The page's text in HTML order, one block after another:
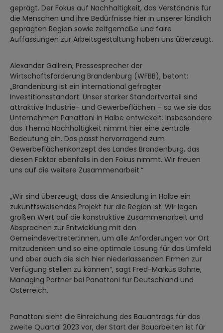
geprägt. Der Fokus auf Nachhaltigkeit, das Verständnis für
die Menschen und ihre Bedürfnisse hier in unserer ländlich
geprägten Region sowie zeitgemäße und faire
Auffassungen zur Arbeitsgestaltung haben uns überzeugt.
Alexander Gallrein, Pressesprecher der
Wirtschaftsförderung Brandenburg (WFBB), betont:
„Brandenburg ist ein international gefragter
Investitionsstandort. Unser starker Standortvorteil sind
attraktive Industrie- und Gewerbeflächen – so wie sie das
Unternehmen Panattoni in Halbe entwickelt. Insbesondere
das Thema Nachhaltigkeit nimmt hier eine zentrale
Bedeutung ein. Das passt hervorragend zum
Gewerbeflächenkonzept des Landes Brandenburg, das
diesen Faktor ebenfalls in den Fokus nimmt. Wir freuen
uns auf die weitere Zusammenarbeit.“
„Wir sind überzeugt, dass die Ansiedlung in Halbe ein
zukunftsweisendes Projekt für die Region ist. Wir legen
großen Wert auf die konstruktive Zusammenarbeit und
Absprachen zur Entwicklung mit den
Gemeindevertreter:innen, um alle Anforderungen vor Ort
mitzudenken und so eine optimale Lösung für das Umfeld
und aber auch die sich hier niederlassenden Firmen zur
Verfügung stellen zu können“, sagt Fred-Markus Bohne,
Managing Partner bei Panattoni für Deutschland und
Österreich.
Panattoni sieht die Einreichung des Bauantrags für das
zweite Quartal 2023 vor, der Start der Bauarbeiten ist für